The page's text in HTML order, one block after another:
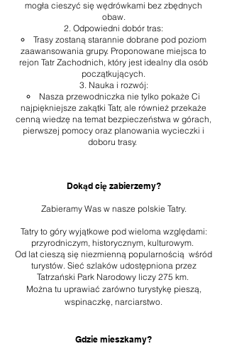
mogła cieszyć się wędrówkami bez zbędnych
obaw.
Odpowiedni dobór tras:
Trasy zostaną starannie dobrane pod poziom
zaawansowania grupy. Proponowane miejsca to
rejon Tatr Zachodnich, który jest idealny dla osób
początkujących.
Nauka i rozwój:
Nasza przewodniczka nie tylko pokaże Ci
najpiękniejsze zakątki Tatr, ale również przekaże
cenną wiedzę na temat bezpieczeństwa w górach,
pierwszej pomocy oraz planowania wycieczki i
doboru trasy.
Dokąd cię zabierzemy?
Zabieramy Was w nasze polskie Tatry.
Tatry to góry wyjątkowe pod wieloma względami:
przyrodniczym, historycznym, kulturowym.
Od lat cieszą się niezmienną popularnością wśród
turystów. Sieć szlaków udostępniona przez
Tatrzański Park Narodowy liczy 275 km.
Można tu uprawiać zarówno turystykę pieszą,
wspinaczkę, narciarstwo.
Gdzie mieszkamy?